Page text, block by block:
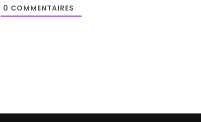
0 COMMENTAIRES